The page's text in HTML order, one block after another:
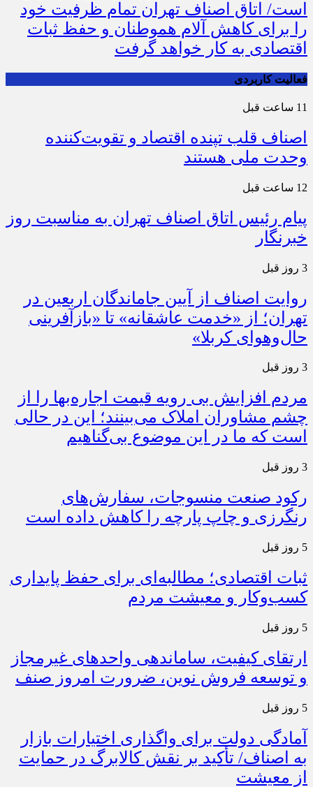
است/ اتاق اصناف تهران تمام ظرفیت خود
را برای کاهش آلام هموطنان و حفظ ثبات
اقتصادی به کار خواهد گرفت
فعالیت کاربردی
11 ساعت قبل
اصناف قلب تپنده اقتصاد و تقویت‌کننده
وحدت ملی هستند
12 ساعت قبل
پیام رئیس اتاق اصناف تهران به مناسبت روز
خبرنگار
3 روز قبل
روایت اصناف از آیین جاماندگان اربعین در
تهران؛ از «خدمت عاشقانه» تا «بازآفرینی
حال‌وهوای کربلا»
3 روز قبل
مردم افزایش بی رویه قیمت اجاره‌بها را از
چشم مشاوران املاک می‌بینند؛ این در حالی
است که ما در این موضوع بی‌گناهیم
3 روز قبل
رکود صنعت منسوجات، سفارش‌های
رنگرزی و چاپ پارچه را کاهش داده است
5 روز قبل
ثبات اقتصادی؛ مطالبه‌ای برای حفظ پایداری
کسب‌وکار و معیشت مردم
5 روز قبل
ارتقای کیفیت، ساماندهی واحدهای غیرمجاز
و توسعه فروش نوین، ضرورت امروز صنف
5 روز قبل
آمادگی دولت برای واگذاری اختیارات بازار
به اصناف/ تأکید بر نقش کالابرگ در حمایت
از معیشت